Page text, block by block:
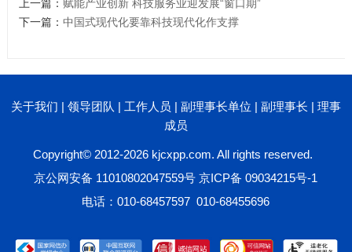
上一篇：赋能产业创新 科技服务业迎发展“窗口期”
下一篇：中国式现代化要靠科技现代化作支撑
关于我们 | 领导团队 | 工作人员 | 副理事长单位 | 副理事长 | 理事
成员
Copyright© 2012-2026 kjcxpp.com. All rights reserved.
京公网安备 11010802047559号京ICP备 09034215号-1
电话：010-68457597 010-68455696